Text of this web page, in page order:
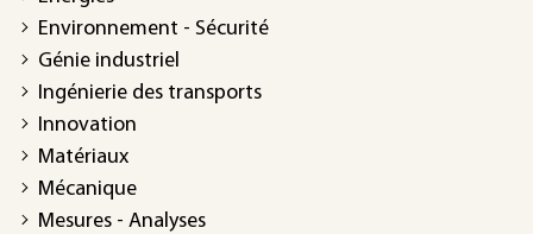
Environnement - Sécurité
Génie industriel
Ingénierie des transports
Innovation
Matériaux
Mécanique
Mesures - Analyses